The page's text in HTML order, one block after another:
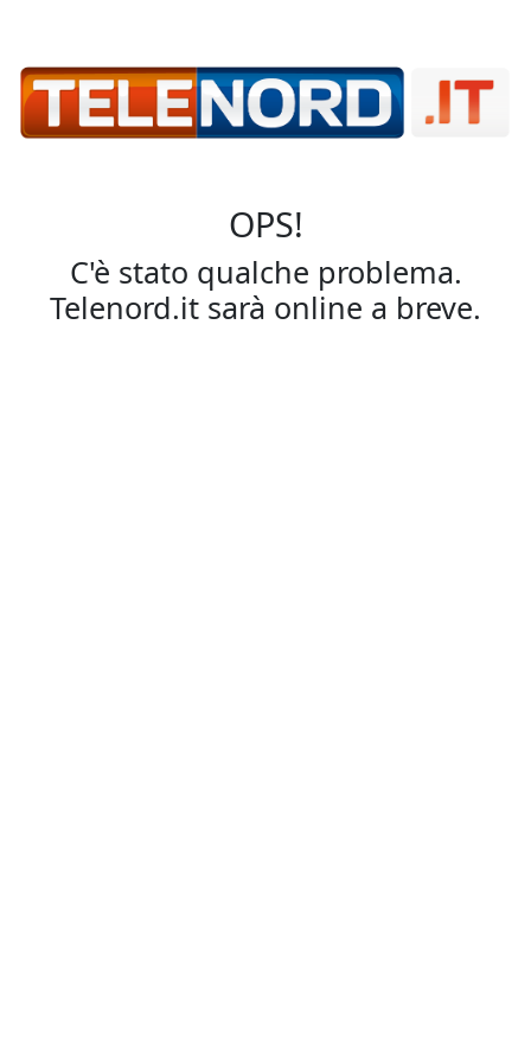
OPS!
C'è stato qualche problema.
Telenord.it sarà online a breve.